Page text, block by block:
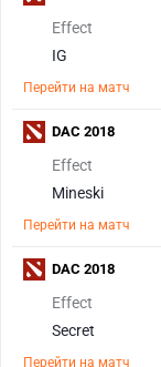
Effect
IG
Перейти на матч
Effect
Mineski
Перейти на матч
DAC 2018
Effect
Secret
Перейти на матч
DAC 2018